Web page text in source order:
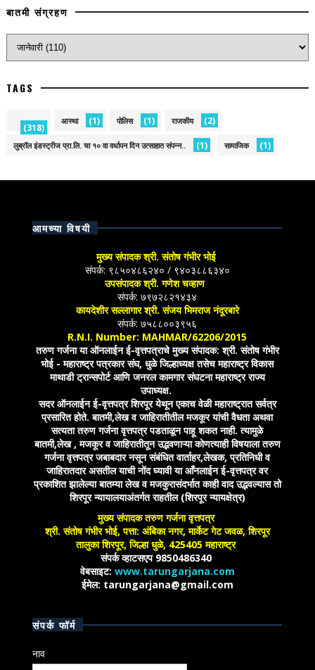
बातमी संग्रहण
TAGS
(318)
आस्था (1) पोलिस (1) राजकीय (2)
लुब्रॉल इंडस्ट्रीज प्रा.लि. चा १० वा वर्धापन दिन उत्साहात संपन्न.. (1) सामाजिक (1)
आमच्या विषयी
मुख्य संपादक श्री. संतोष गंभीर भोई
संपर्क: ९८५०४८६२४० / ९४०३८८६३४०
उपसंपादक श्री. गणेश चव्हाण
संपर्क: ७९७२८२१४३४
कायदेशीर सल्लागार श्री. संजय भिमराज नंदूरबारे
संपर्क: ७५८८००३९५६
R.N.I. Number: MAHMAR/62206/2015
तरुण गर्जना या ऑनलाईन ई-वृत्तपत्राचे मुख्य संपादक: श्री. संतोष गंभीर
भोई - महाराष्ट्र पत्रकार संघ, धुळे जिल्हाध्यक्ष तसेच महाराष्ट्र विकास
माथाडी ट्रान्सपोर्ट आणि जनरल कामगार संघटना महाराष्ट्र राज्य
उपाध्यक्ष.
सदर ऑनलाईन ई-वृत्तपत्र शिरपूर येथून एकाच वेळी महाराष्ट्रात सर्वत्र
प्रसारित होते. बातमी,लेख व जाहिरातीतील मजकूर यांची वैधता अथवा
सत्यता तरुण गर्जना वृत्तपत्र पडताळून पाहू शकत नाही. त्यामुळे
बातमी,लेख , मजकूर व जाहिरातीतून उद्भवणाऱ्या कोणत्याही विषयाला तरुण
गर्जना वृत्तपत्र जबाबदार नसून संबंधित वार्ताहर,लेखक, प्रतिनिधी व
जाहिरातदार असतील याची नोंद घ्यावी या आँनलाईन ई-वृत्तपत्र वर
प्रकाशित झालेल्या बातम्या लेख व मजकुरासंदर्भात काही वाद उद्भवल्यास तो
शिरपूर न्यायालयाअंतर्गत राहतील (शिरपूर न्यायक्षेत्र)
मुख्य संपादक तरुण गर्जना वृत्तपत्र
श्री. संतोष गंभीर भोई, पत्ता: अंबिका नगर, मार्केट गेट जवळ, शिरपूर
तालुका शिरपूर, जिल्हा धुळे, 425405 महाराष्ट्र
संपर्क व्हाटसएप 9850486340
वेबसाइट: www.tarungarjana.com
ईमेल: tarungarjana@gmail.com
संपर्क फॉर्म
नाव